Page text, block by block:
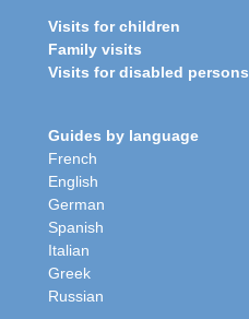
Visits for children
Family visits
Visits for disabled persons
Guides by language
French
English
German
Spanish
Italian
Greek
Russian